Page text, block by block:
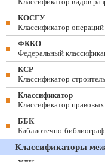
КОСГУ
Классификатор операций
ФККО
Федеральный
КСР
Классификатор
Классификатор
Классификатор
ББК
Библиотечно-
Классификаторы